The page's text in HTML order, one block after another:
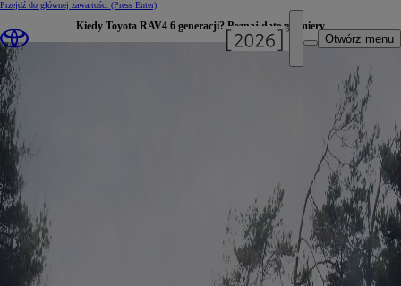
Przejdź do głównej zawartości (Press Enter)
Otwórz menu
Kiedy Toyota RAV4 6 generacji? Poznaj datę premiery